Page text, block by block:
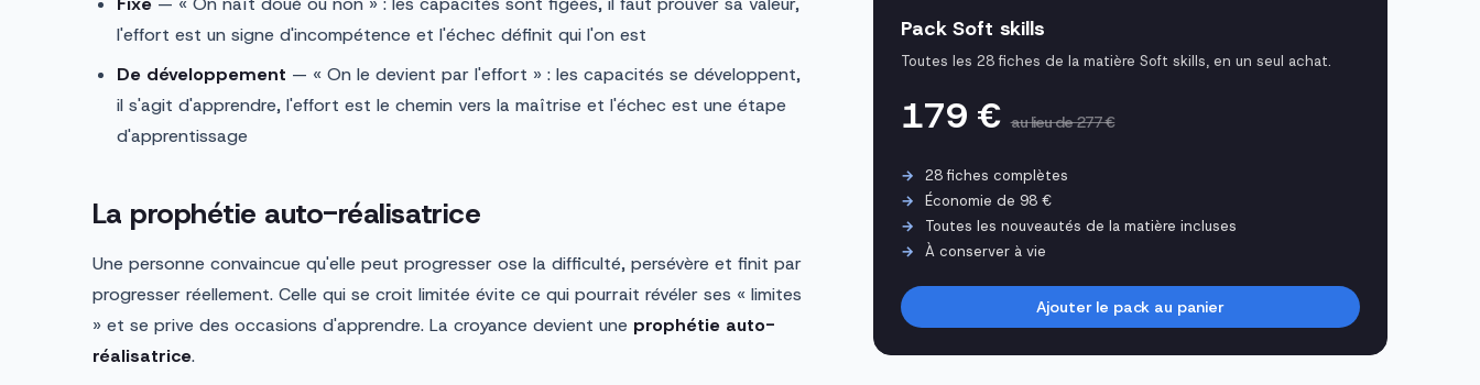
l'effort est un signe d'incompétence et l'échec définit qui l'on est
De développement — « On le devient par l'effort » : les capacités se développent,
il s'agit d'apprendre, l'effort est le chemin vers la maîtrise et l'échec est une étape
d'apprentissage
La prophétie auto-réalisatrice
Une personne convaincue qu'elle peut progresser ose la difficulté, persévère et finit par
progresser réellement. Celle qui se croit limitée évite ce qui pourrait révéler ses « limites
» et se prive des occasions d'apprendre. La croyance devient une prophétie auto-
réalisatrice.
Pack Soft skills
Toutes les 28 fiches de la matière Soft skills, en un seul achat.
179 €au lieu de 277 €
28 fiches complètes
Économie de 98 €
Toutes les nouveautés de la matière incluses
À conserver à vie
Ajouter le pack au panier